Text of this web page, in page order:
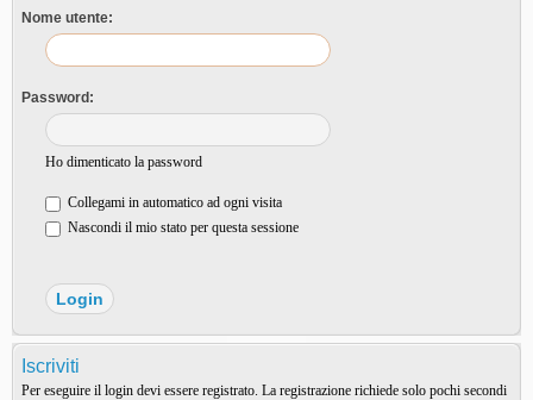
Nome utente:
Password:
Ho dimenticato la password
Collegami in automatico ad ogni visita
Nascondi il mio stato per questa sessione
Iscriviti
Per eseguire il login devi essere registrato. La registrazione richiede solo pochi secondi